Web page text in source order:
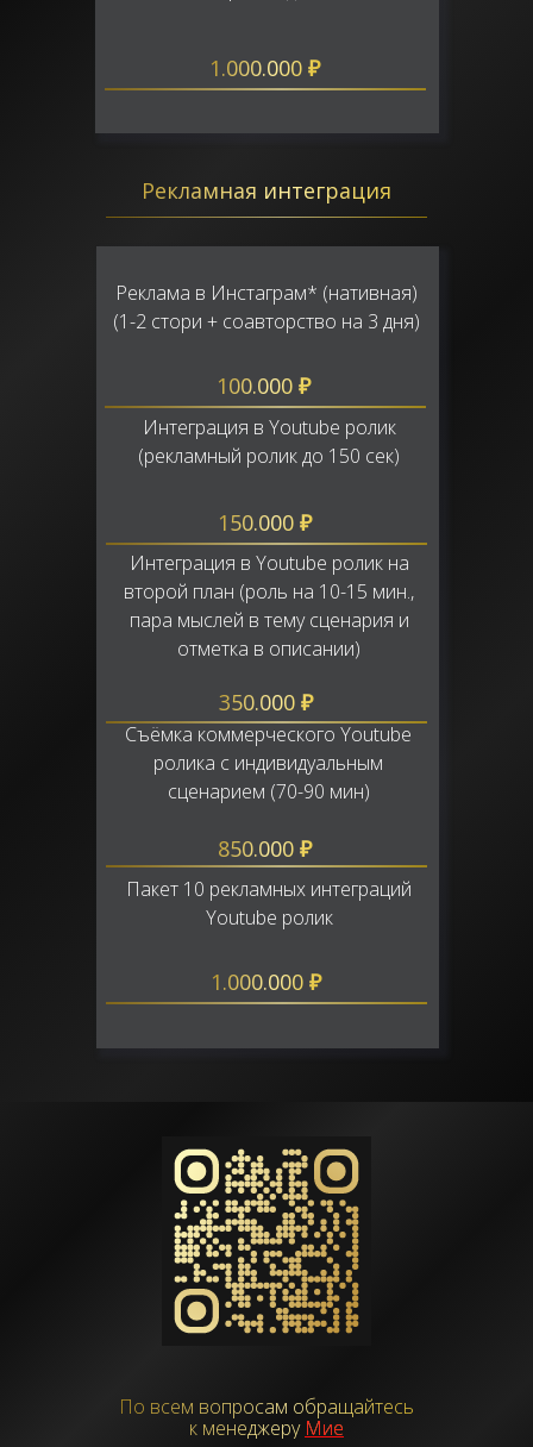
Рекламная интеграция
Реклама в Инстаграм* (нативная)
(1-2 стори + соавторство на 3 дня)
100.000 ₽
150.000 ₽
Интеграция в Youtube ролик
(рекламный ролик до 150 сек)
350.000 ₽
850.000 ₽
Интеграция в Youtube ролик на
второй план (роль на 10-15 мин.,
пара мыслей в тему сценария и
отметка в описании)
Съёмка коммерческого Youtube
ролика с индивидуальным
сценарием (70-90 мин)
1.000.000 ₽
Пакет 10 рекламных интеграций
Youtube ролик
1.000.000 ₽
По всем вопросам обращайтесь
к менеджеру Мие